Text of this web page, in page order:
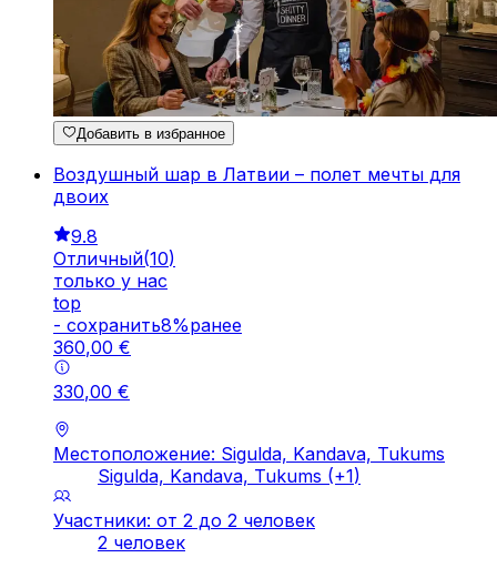
Добавить в избранное
Воздушный шар в Латвии – полет мечты для
двоих
9.8
Отличный(10)
только у нас
top
- cохранить8%ранее
360,00 €
330,00 €
Местоположение: Sigulda, Kandava, Tukums
Sigulda, Kandava, Tukums (+1)
Участники: от 2 до 2 человек
2 человек